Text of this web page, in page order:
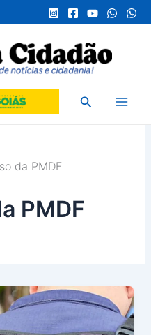
Pesquisar
da PMDF
PMDF